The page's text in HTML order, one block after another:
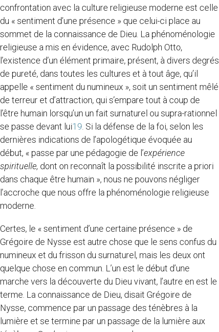
confrontation avec la culture religieuse moderne est celle
du « sentiment d’une présence » que celui-ci place au
sommet de la connaissance de Dieu. La phénoménologie
religieuse a mis en évidence, avec Rudolph Otto,
l’existence d’un élément primaire, présent, à divers degrés
de pureté, dans toutes les cultures et à tout âge, qu’il
appelle « sentiment du numineux », soit un sentiment mêlé
de terreur et d’attraction, qui s’empare tout à coup de
l’être humain lorsqu’un un fait surnaturel ou supra-rationnel
se passe devant lui19 . Si la défense de la foi, selon les
dernières indications de l’apologétique évoquée au
début, « passe par une pédagogie de l’expérience
spirituelle, dont on reconnaît la possibilité inscrite a priori
dans chaque être humain », nous ne pouvons négliger
l’accroche que nous offre la phénoménologie religieuse
moderne.
Certes, le « sentiment d’une certaine présence » de
Grégoire de Nysse est autre chose que le sens confus du
numineux et du frisson du surnaturel, mais les deux ont
quelque chose en commun. L’un est le début d’une
marche vers la découverte du Dieu vivant, l’autre en est le
terme. La connaissance de Dieu, disait Grégoire de
Nysse, commence par un passage des ténèbres à la
lumière et se termine par un passage de la lumière aux